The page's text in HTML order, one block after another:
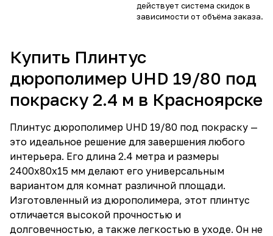
действует система скидок в
зависимости от объёма заказа.
Купить Плинтус
дюрополимер UHD 19/80 под
покраску 2.4 м в Красноярске
Плинтус дюрополимер UHD 19/80 под покраску —
это идеальное решение для завершения любого
интерьера. Его длина 2.4 метра и размеры
2400x80x15 мм делают его универсальным
вариантом для комнат различной площади.
Изготовленный из дюрополимера, этот плинтус
отличается высокой прочностью и
долговечностью, а также легкостью в уходе. Он не